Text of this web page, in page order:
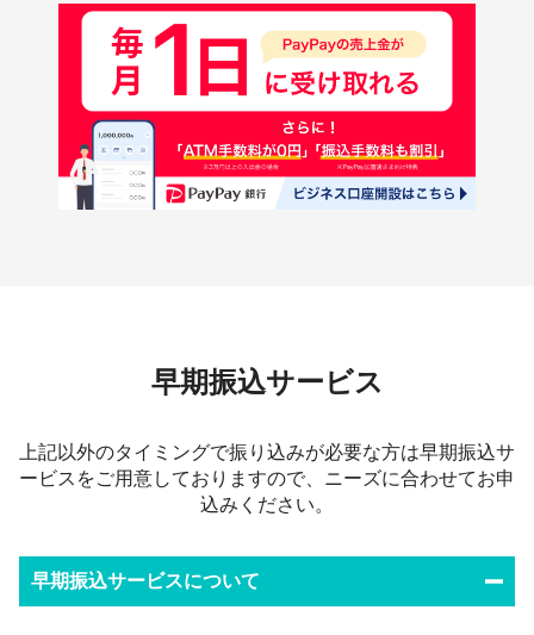
早期振込サービス
上記以外のタイミングで振り込みが必要な方は早期振込サ
ービスをご用意しておりますので、 ニーズに合わせてお申
込みください。
早期振込サービスについて